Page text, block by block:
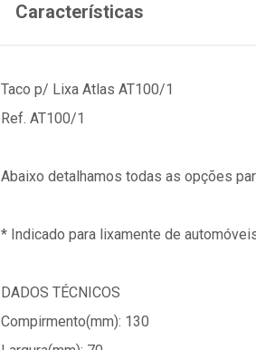
Características
Taco p/ Lixa Atlas AT100/1
Ref. AT100/1
Abaixo detalhamos todas as opções
* Indicado para lixamente de
DADOS TÉCNICOS
Compirmento(mm): 130